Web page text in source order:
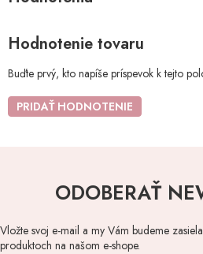
Hodnotenie tovaru
Buďte prvý, kto napíše príspevok k tejto
PRIDAŤ HODNOTENIE
ODOBERAŤ
Vložte svoj e-mail a my Vám budeme
produktoch na našom e-shope.